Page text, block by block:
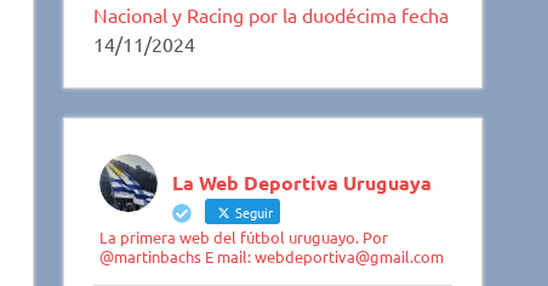
Nacional y Racing por la duodécima fecha
14/11/2024
La Web Deportiva Uruguaya
Seguir
La primera web del fútbol uruguayo. Por
@martinbachs E mail: webdeportiva@gmail.com